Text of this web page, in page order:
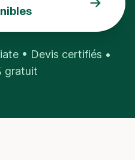
• Devis certifiés •
gratuit